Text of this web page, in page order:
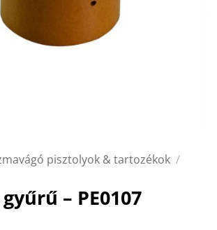
pisztolyok & tartozékok /
– PE0107